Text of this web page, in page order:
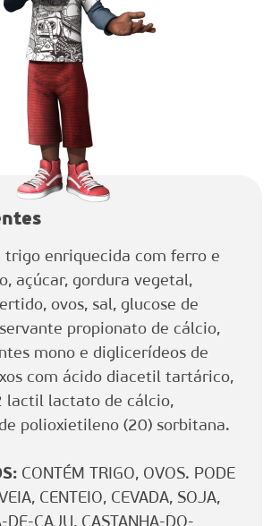
trigo enriquecida com ferro e
açúcar, gordura vegetal,
ovos, sal, glucose de
propionato de cálcio,
mono e diglicerídeos de
com ácido diacetil tartárico,
lactil lactato de cálcio,
polioxietileno (20) sorbitana.
CONTÉM TRIGO, OVOS. PODE
CENTEIO, CEVADA, SOJA,